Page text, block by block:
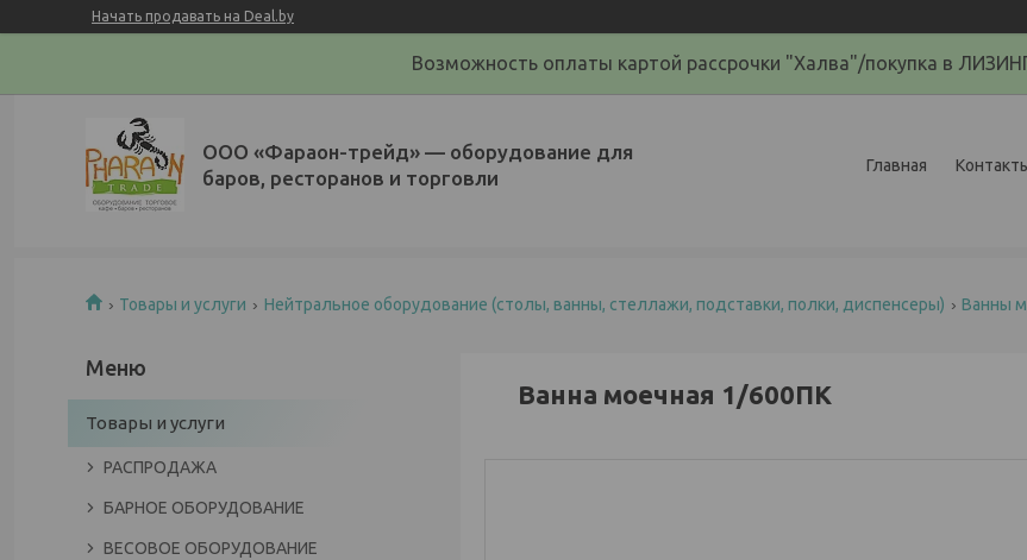
Начать продавать на Deal.by
Возможность оплаты картой рассрочки "Халва"/покупка в
ООО «Фараон-трейд»‎ — оборудование для
баров, ресторанов и торговли
Главная
Товары и услуги Нейтральное оборудование (столы, ванны, стеллажи, подставки, полки, диспенсеры) Ванны
Ванна моечная 1/600ПК
Товары и услуги
РАСПРОДАЖА
БАРНОЕ ОБОРУДОВАНИЕ
ВЕСОВОЕ ОБОРУДОВАНИЕ